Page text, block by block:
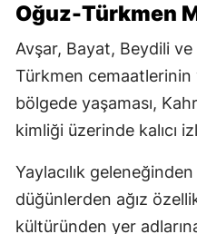
Oğuz-Türkmen
Avşar, Bayat, Beydili ve
Türkmen cemaatlerinin
bölgede yaşaması,
kimliği üzerinde kalıcı
Yaylacılık
düğünlerden ağız
kültüründen yer